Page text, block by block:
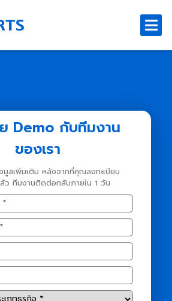
Demo กับทีมงาน
ของเรา
ลเพิ่มเติม หลังจากที่คุณลงทะเบียน
ว ทีมงานติดต่อกลับภายใน 1 วัน